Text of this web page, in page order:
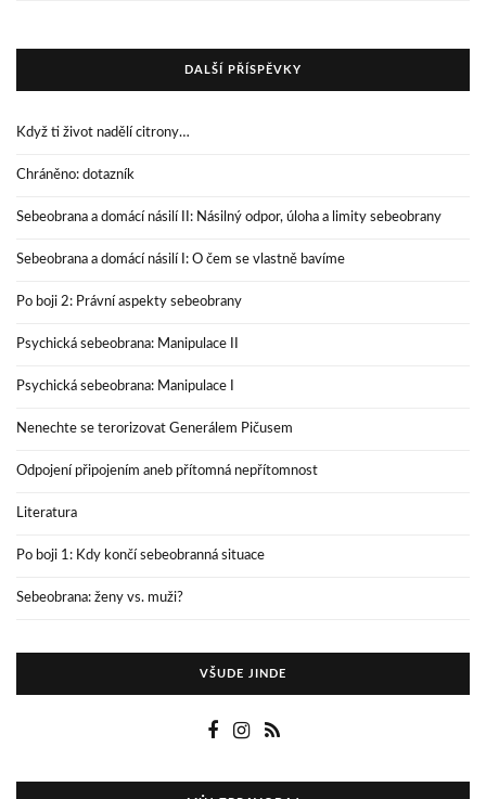
DALŠÍ PŘÍSPĚVKY
Když ti život nadělí citrony…
Chráněno: dotazník
Sebeobrana a domácí násilí II: Násilný odpor, úloha a limity sebeobrany
Sebeobrana a domácí násilí I: O čem se vlastně bavíme
Po boji 2: Právní aspekty sebeobrany
Psychická sebeobrana: Manipulace II
Psychická sebeobrana: Manipulace I
Nenechte se terorizovat Generálem Pičusem
Odpojení připojením aneb přítomná nepřítomnost
Literatura
Po boji 1: Kdy končí sebeobranná situace
Sebeobrana: ženy vs. muži?
VŠUDE JINDE